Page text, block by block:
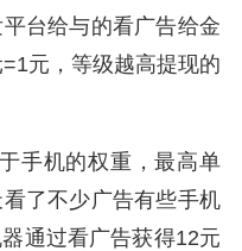
台给与的看广告给金
元，等级越高提现的
手机的权重，最高单
了不少广告有些手机
通过看广告获得12元